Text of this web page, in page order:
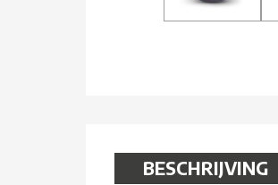
BESCHRIJVING